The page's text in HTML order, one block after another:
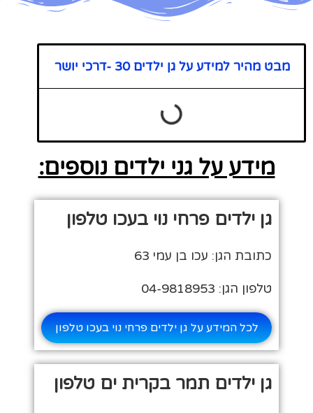
מבט מהיר למידע על גן ילדים 30 -דרכי יושר
מידע על גני ילדים נוספים:
גן ילדים פרחי נוי בעכו טלפון
כתובת הגן: עכו בן עמי 63
טלפון הגן: 04-9818953
לכל המידע על גן ילדים פרחי נוי בעכו טלפון
גן ילדים תמר בקרית ים טלפון